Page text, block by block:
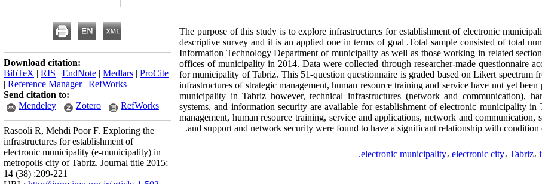
The purpose of this study is to explore infrastructures for establishment of electronic
descriptive survey and it is an applied one in terms of goal .Total sample consisted of total
Information Technology Department of municipality as well as those working in related
offices of municipality in 2014. Data were collected through researcher-made questionnaire
for municipality of Tabriz. This 51-question questionnaire is graded based on Likert spectrum
infrastructures of strategic management, human resource training and service have not yet
municipality in Tabriz however, technical infrastructures (network and communication),
systems, and information security are available for establishment of electronic municipality in
management, human resource training, service and applications, network and communication,
and support and network security were found to have a significant relationship with
electronic municipality، electronic city، Tabriz،
Download citation:
BibTeX | RIS | EndNote | Medlars | ProCite
| Reference Manager| RefWorks
Send citation to:
Mendeley
Zotero RefWorks
Rasooli R, Mehdi Poor F. Exploring the
infrastructures for establishment of
electronic municipality (e-municipality) in
metropolis city of Tabriz. Journal title 2015;
14 (38) :209-221